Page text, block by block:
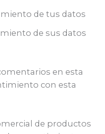
de tus datos
de sus datos
en esta
con esta
de productos